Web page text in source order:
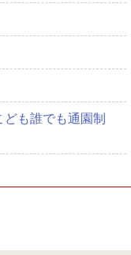
も誰でも通園制